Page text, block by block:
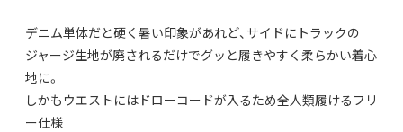
デニム単体だと硬く暑い印象があれど、サイドにトラックの
ジャージ生地が廃されるだけでグッと履きやすく柔らかい着心
地に。
しかもウエストにはドローコードが入るため全人類履けるフリ
ー仕様